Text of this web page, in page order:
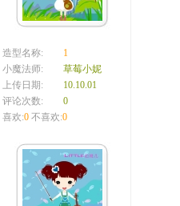
造型名称:
1
小魔法师:
草莓小妮
上传日期:
10.10.01
评论次数:
0
喜欢:0 不喜欢:0